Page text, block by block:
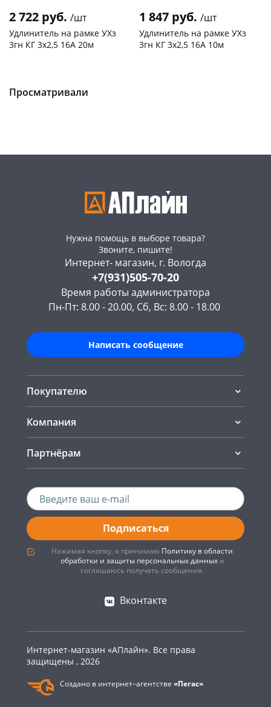
2 722 руб. /шт
Удлинитель на рамке УХз
3гн КГ 3х2,5 16А 20м
Конева, 36
Пошехонское ш, 18
1 847 руб. /шт
Удлинитель на рамке УХз
3гн КГ 3х2,5 16А 10м
Просматривали
Нужна помощь в выборе товара?
Звоните, пишите!
Интернет- магазин, г. Вологда
+7(931)505-70-20
Время работы администратора
Пн-Пт: 8.00 - 20.00, Сб, Вс: 8.00 - 18.00
Написать сообщение
Покупателю
Компания
Партнёрам
Подписаться
Нажимая кнопку, я принимаю Политику в области
обработки и защиты персональных данныхи
соглашаюсь получать сообщения.
Вконтакте
Интернет-магазин «АПлайн». Все права
защищены , 2026
Создано в интернет–агентстве «Пегас»